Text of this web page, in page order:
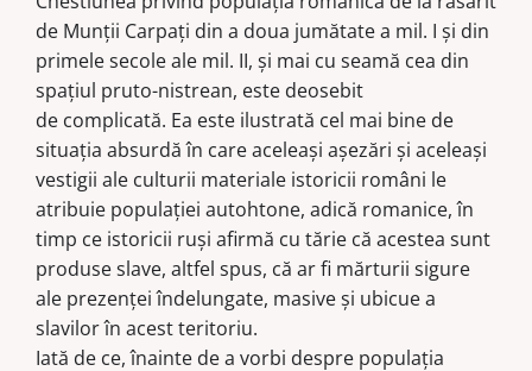
din
spaţiul
est‑carpatic
şi
relaţiile
ei
cu
slavii
în
a
doua
jumătate
de Munții Carpați din a doua jumătate a mil. I și din
primele secole ale mil. II, și mai cu seamă cea din
spațiul pruto-nistrean, este deosebit
de complicată. Ea este ilustrată cel mai bine de
situația absurdă în care aceleași așezări și aceleași
vestigii ale culturii materiale istoricii români le
atribuie populației autohtone, adică romanice, în
timp ce istoricii ruși afirmă cu tărie că acestea sunt
produse slave, altfel spus, că ar fi mărturii sigure
ale prezenței îndelungate, masive și ubicue a
slavilor în acest teritoriu.
Iată de ce, înainte de a vorbi despre populația